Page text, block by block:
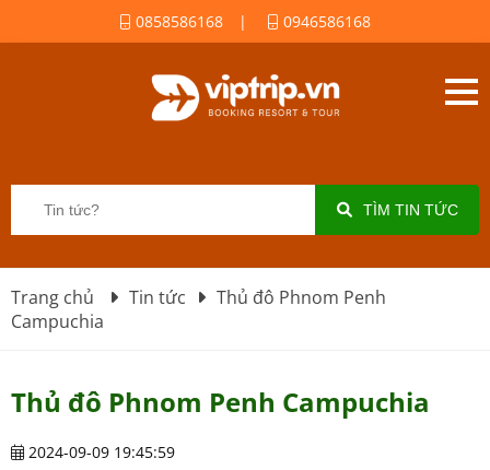
0858586168 | 0946586168
TÌM TIN TỨC
Trang chủ Tin tức
Thủ đô Phnom Penh
Campuchia
Thủ đô Phnom Penh Campuchia
2024-09-09 19:45:59